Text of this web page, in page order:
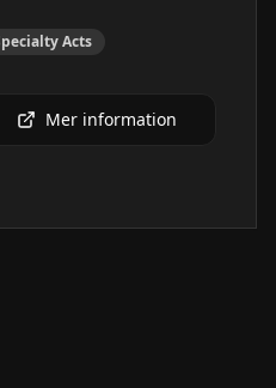
Acts
Mer information